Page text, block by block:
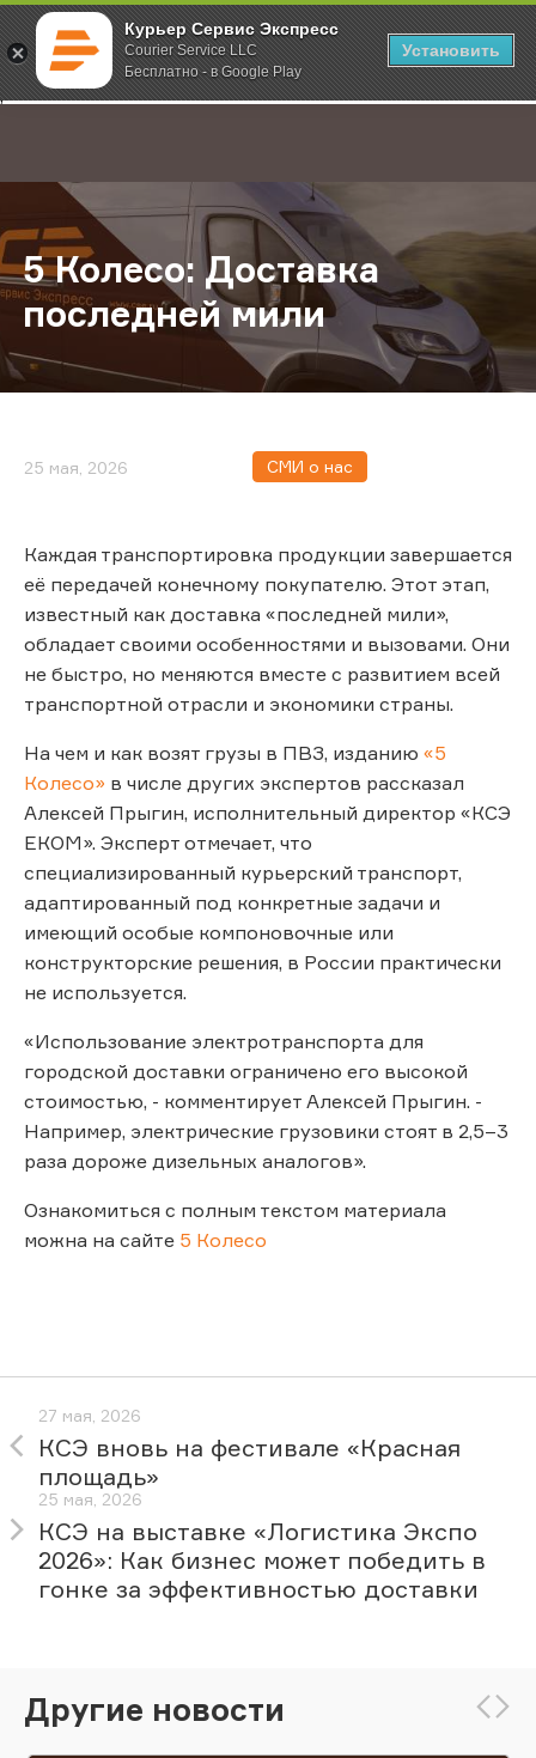
Курьер Сервис Экспресс
Courier Service LLC
Бесплатно - в Google Play
Установить
;
Главная О компании Новости 5 Колесо: Доставка последней
5 Колесо: Доставка
последней мили
25 мая, 2026 СМИ о нас
Каждая транспортировка продукции завершается
её передачей конечному покупателю. Этот этап,
известный как доставка «последней мили»,
обладает своими особенностями и вызовами. Они
не быстро, но меняются вместе с развитием всей
транспортной отрасли и экономики страны.
На чем и как возят грузы в ПВЗ, изданию «5
Колесо» в числе других экспертов рассказал
Алексей Прыгин, исполнительный директор «КСЭ
ЕКОМ». Эксперт отмечает, что
специализированный курьерский транспорт,
адаптированный под конкретные задачи и
имеющий особые компоновочные или
конструкторские решения, в России практически
не используется.
«Использование электротранспорта для
городской доставки ограничено его высокой
стоимостью, - комментирует Алексей Прыгин. -
Например, электрические грузовики стоят в 2,5–3
раза дороже дизельных аналогов».
Ознакомиться с полным текстом материала
можна на сайте 5 Колесо
27 мая, 2026
КСЭ вновь на фестивале «Красная
площадь»
25 мая, 2026
КСЭ на выставке «Логистика Экспо
2026»: Как бизнес может победить в
гонке за эффективностью доставки
Другие новости